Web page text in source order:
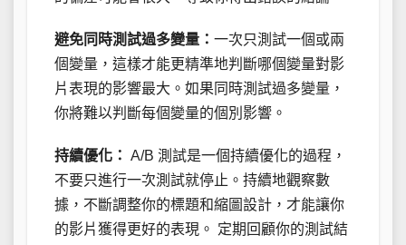
避免同時測試過多變量： 一次只測試一個或兩
個變量，這樣才能更精準地判斷哪個變量對影
片表現的影響最大。如果同時測試過多變量，
你將難以判斷每個變量的個別影響。
持續優化： A/B 測試是一個持續優化的過程，
不要只進行一次測試就停止。持續地觀察數
據，不斷調整你的標題和縮圖設計，才能讓你
的影片獲得更好的表現。 定期回顧你的測試結